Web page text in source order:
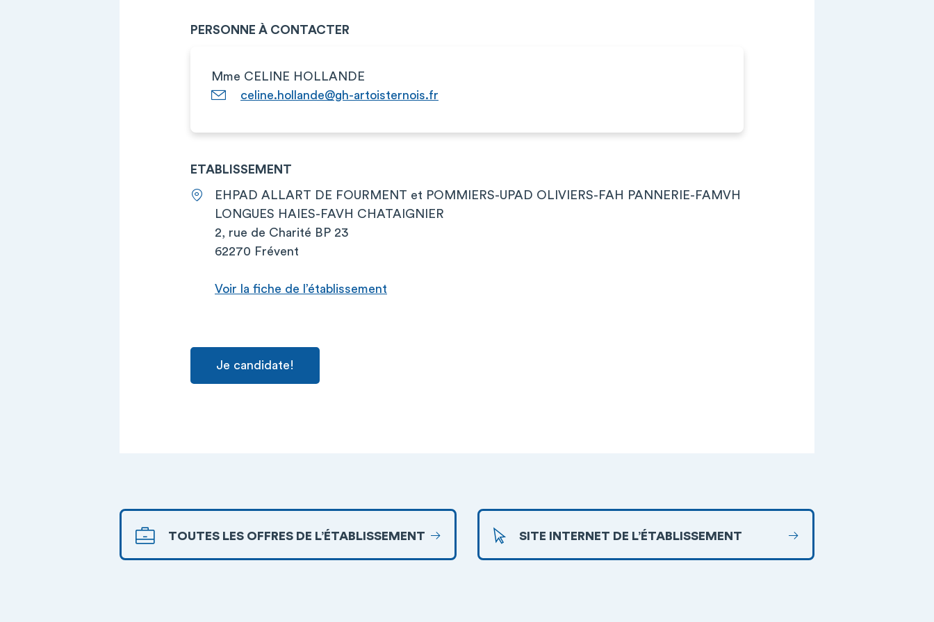
PERSONNE À CONTACTER
Mme CELINE HOLLANDE
celine.hollande@gh-artoisternois.fr
ETABLISSEMENT
EHPAD ALLART DE FOURMENT et POMMIERS-UPAD OLIVIERS-FAH PANNERIE-FAMVH
LONGUES HAIES-FAVH CHATAIGNIER
2, rue de Charité BP 23
62270 Frévent
Voir la fiche de l’établissement
Je candidate!
TOUTES LES OFFRES DE L’ÉTABLISSEMENT SITE INTERNET DE L’ÉTABLISSEMENT